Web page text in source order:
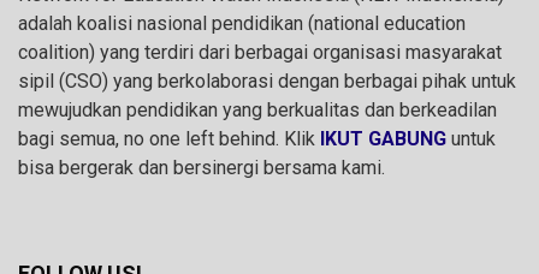
adalah koalisi nasional pendidikan (national education
coalition) yang terdiri dari berbagai organisasi masyarakat
sipil (CSO) yang berkolaborasi dengan berbagai pihak untuk
mewujudkan pendidikan yang berkualitas dan berkeadilan
bagi semua, no one left behind. Klik IKUT GABUNG untuk
bisa bergerak dan bersinergi bersama kami.